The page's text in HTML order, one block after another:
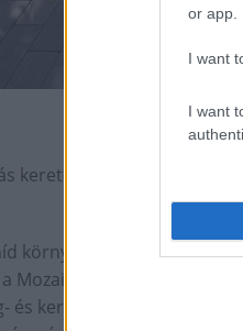
or app.
I want
I want
Illusztráció:
keretein belül
környezetében a
Mozaik utca között a
és kerékpárút épül a volt